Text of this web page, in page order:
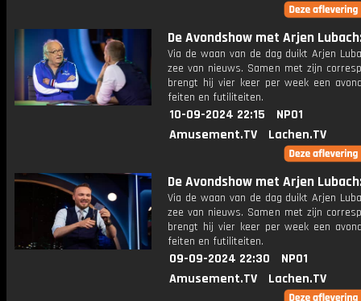
De Avondshow met Arjen
Via de waan van de dag duikt Arjen
zee van nieuws. Samen met zijn
brengt hij vier keer per week een
feiten en futiliteiten.
10-09-2024 22:15
NPO1
Amusement.TV
Lachen.TV
De Avondshow met Arjen
Via de waan van de dag duikt Arjen
zee van nieuws. Samen met zijn
brengt hij vier keer per week een
feiten en futiliteiten.
09-09-2024 22:30
NPO1
Amusement.TV
Lachen.TV